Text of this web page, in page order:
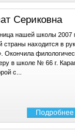
Сериковна
нашей школы 2007
находится в
Окончила
в школе № 66 г.
с...
Подробнее